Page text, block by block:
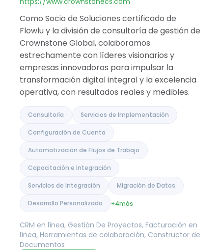
Como Socio de Soluciones certificado de
Flowlu y la división de consultoría de gestión de
Crownstone Global, colaboramos
estrechamente con líderes visionarios y
empresas innovadoras para impulsar la
transformación digital integral y la excelencia
operativa, con resultados reales y medibles.
Consultoría Servicios de Implementación
Configuración de Cuenta
Automatización de Flujos de Trabajo
Capacitación e Integración
Servicios de Integración Migración de Datos
Desarrollo Personalizado +4más
CRM en línea, Gestión De Proyectos, Facturación en
línea, Herramientas de colaboración, Constructor de
Documentos